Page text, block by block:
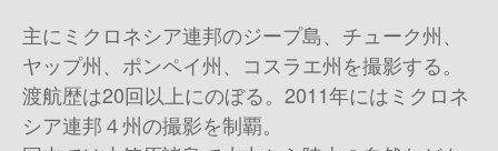
主にミクロネシア連邦のジープ島、チューク州、
ヤップ州、ポンペイ州、コスラエ州を撮影する。
渡航歴は20回以上にのぼる。2011年にはミクロネ
シア連邦４州の撮影を制覇。